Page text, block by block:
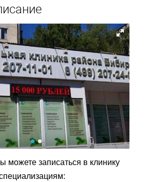
можете записаться в клинику